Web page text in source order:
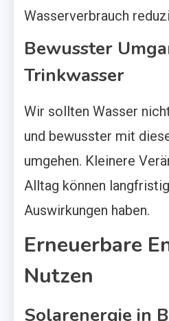
Wasserverbrauch
Bewusster
Trinkwasser
Wir sollten Wasser
und bewusster mit
umgehen. Kleinere
Alltag können
Auswirkungen haben.
Erneuerbare
Nutzen
Solarenergie in